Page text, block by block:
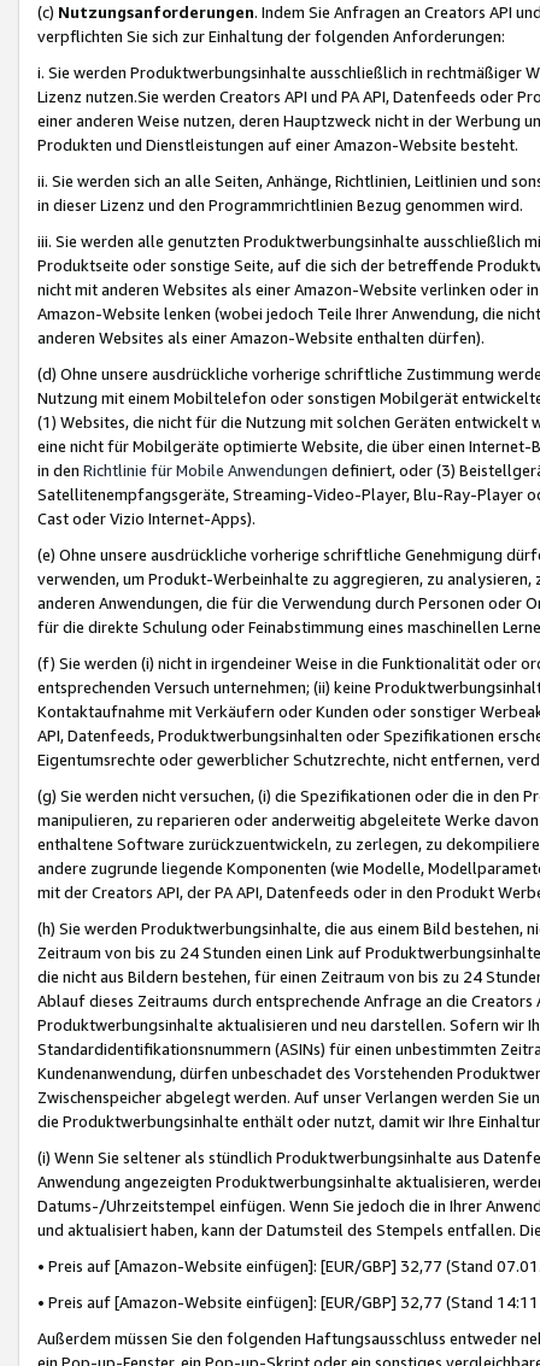
(c) Nutzungsanforderungen. Indem Sie Anfragen an Creators API
verpflichten Sie sich zur Einhaltung der folgenden Anforderungen:
i. Sie werden Produktwerbungsinhalte ausschließlich in rechtmäßiger
Lizenz nutzen.Sie werden Creators API und PA API, Datenfeeds oder
einer anderen Weise nutzen, deren Hauptzweck nicht in der Werbung
Produkten und Dienstleistungen auf einer Amazon-Website besteht.
ii. Sie werden sich an alle Seiten, Anhänge, Richtlinien, Leitlinien und
in dieser Lizenz und den Programmrichtlinien Bezug genommen wird.
iii. Sie werden alle genutzten Produktwerbungsinhalte ausschließlich
Produktseite oder sonstige Seite, auf die sich der betreffende
nicht mit anderen Websites als einer Amazon-Website verlinken oder
Amazon-Website lenken (wobei jedoch Teile Ihrer Anwendung, die
anderen Websites als einer Amazon-Website enthalten dürfen).
(d) Ohne unsere ausdrückliche vorherige schriftliche Zustimmung
Nutzung mit einem Mobiltelefon oder sonstigen Mobilgerät
(1) Websites, die nicht für die Nutzung mit solchen Geräten
eine nicht für Mobilgeräte optimierte Website, die über einen
in den Richtlinie für Mobile Anwendungen definiert, oder (3)
Satellitenempfangsgeräte, Streaming-Video-Player, Blu-Ray-Player
Cast oder Vizio Internet-Apps).
(e) Ohne unsere ausdrückliche vorherige schriftliche Genehmigung
verwenden, um Produkt-Werbeinhalte zu aggregieren, zu
anderen Anwendungen, die für die Verwendung durch Personen
für die direkte Schulung oder Feinabstimmung eines maschinellen
(f) Sie werden (i) nicht in irgendeiner Weise in die Funktionalität oder
entsprechenden Versuch unternehmen; (ii) keine
Kontaktaufnahme mit Verkäufern oder Kunden oder sonstiger
API, Datenfeeds, Produktwerbungsinhalten oder Spezifikationen
Eigentumsrechte oder gewerblicher Schutzrechte, nicht entfernen,
(g) Sie werden nicht versuchen, (i) die Spezifikationen oder die in
manipulieren, zu reparieren oder anderweitig abgeleitete Werke
enthaltene Software zurückzuentwickeln, zu zerlegen, zu
andere zugrunde liegende Komponenten (wie Modelle,
mit der Creators API, der PA API, Datenfeeds oder in den Produkt
(h) Sie werden Produktwerbungsinhalte, die aus einem Bild bestehen,
Zeitraum von bis zu 24 Stunden einen Link auf
die nicht aus Bildern bestehen, für einen Zeitraum von bis zu 24
Ablauf dieses Zeitraums durch entsprechende Anfrage an die
Produktwerbungsinhalte aktualisieren und neu darstellen. Sofern wir
Standardidentifikationsnummern (ASINs) für einen unbestimmten
Kundenanwendung, dürfen unbeschadet des Vorstehenden
Zwischenspeicher abgelegt werden. Auf unser Verlangen werden Sie
die Produktwerbungsinhalte enthält oder nutzt, damit wir Ihre
(i) Wenn Sie seltener als stündlich Produktwerbungsinhalte aus
Anwendung angezeigten Produktwerbungsinhalte aktualisieren,
Datums-/Uhrzeitstempel einfügen. Wenn Sie jedoch die in Ihrer
und aktualisiert haben, kann der Datumsteil des Stempels entfallen.
• Preis auf [Amazon-Website einfügen]: [EUR/GBP] 32,77 (Stand
• Preis auf [Amazon-Website einfügen]: [EUR/GBP] 32,77 (Stand
Außerdem müssen Sie den folgenden Haftungsausschluss entweder
ein Pop-up-Fenster, ein Pop-up-Skript oder ein sonstiges